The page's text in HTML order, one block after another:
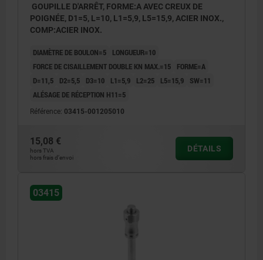
GOUPILLE D'ARRÊT, FORME:A AVEC CREUX DE
POIGNÉE, D1=5, L=10, L1=5,9, L5=15,9, ACIER INOX.,
COMP:ACIER INOX.
DIAMÈTRE DE BOULON=5
LONGUEUR=10
FORCE DE CISAILLEMENT DOUBLE KN MAX.=15
FORME=A
D=11,5
D2=5,5 D3=10 L1=5,9 L2=25 L5=15,9
SW=11
ALÉSAGE DE RÉCEPTION H11=5
Référence: 03415-001205010
15,08 €
hors TVA
hors frais d’envoi
DÉTAILS
03415